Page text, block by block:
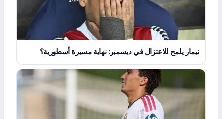
نيمار يلمح للاعتزال في ديسمبر: نهاية مسيرة أسطورية؟